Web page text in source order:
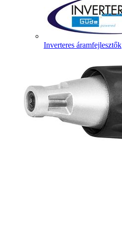
Inverteres áramfejlesztők